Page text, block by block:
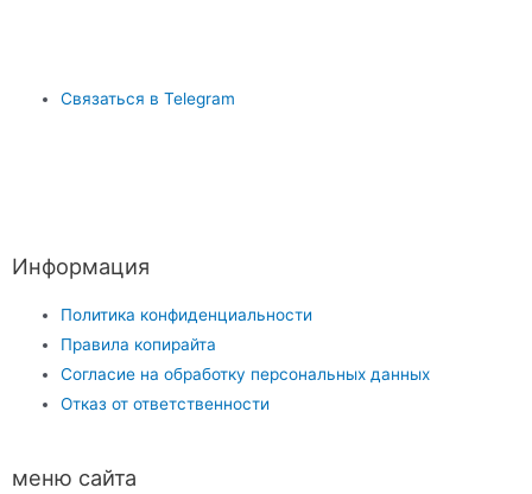
Связаться в Telegram
Информация
Политика конфиденциальности
Правила копирайта
Согласие на обработку персональных данных
Отказ от ответственности
меню сайта